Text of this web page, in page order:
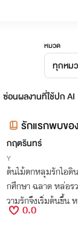
หมวด
ทุกหม
ซ่อนผลงานที่ใช้ปก AI
รักแรกพบขอ
กฤตรินทร์
Y
ต้นไม้ตกหลุมรักไอดิ
กศึกษา ฉลาด หล่อร
วามรักจึงเริ่มต้นขึ้น
งละครเวที
0.0